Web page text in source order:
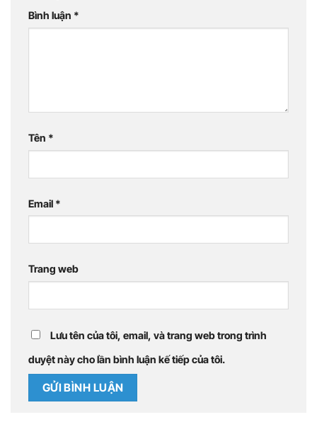
Bình luận *
Tên *
Email *
Trang web
Lưu tên của tôi, email, và trang web trong trình
duyệt này cho lần bình luận kế tiếp của tôi.